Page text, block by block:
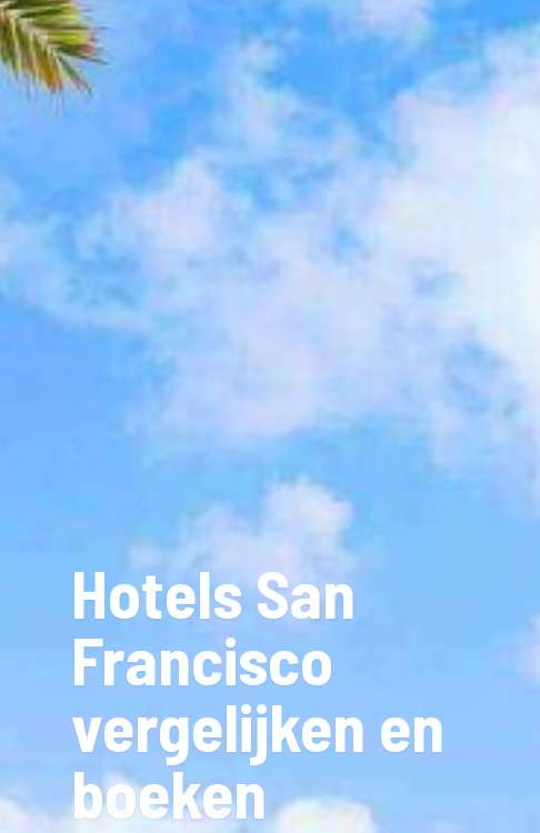
Hotels San
Francisco
vergelijken en
boeken